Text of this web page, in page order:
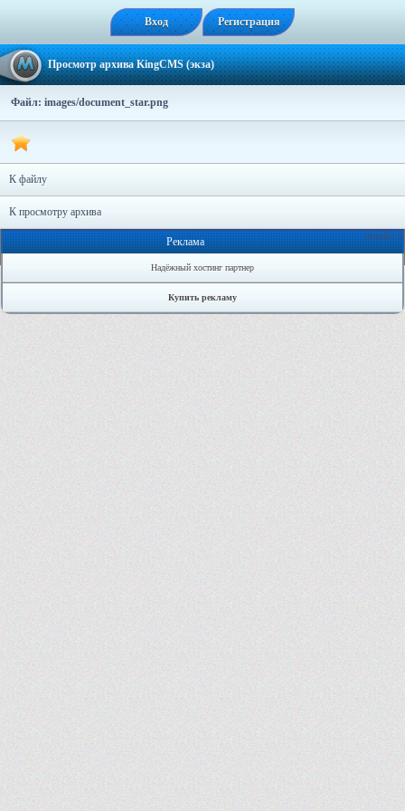
Вход Регистрация
Просмотр архива KingCMS (экза)
Файл: images/document_star.png
К файлу
К просмотру архива
Онлайн: 0
Реклама
Надёжный хостинг партнер
Купить рекламу